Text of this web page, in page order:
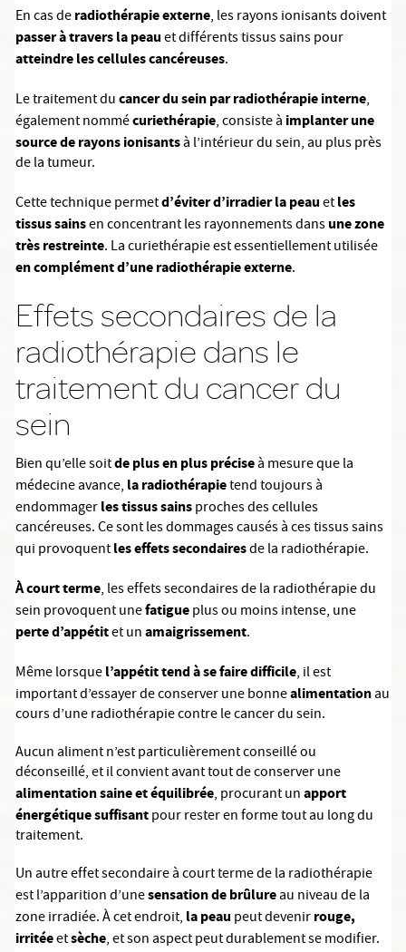
En cas deradiothérapie externe, les rayons ionisants doivent
passer à travers la peauet différents tissus sains pour
atteindre les cellules cancéreuses.
Le traitement ducancer du sein par radiothérapie interne,
également nommécuriethérapie, consiste à implanter une
source de rayons ionisantsà l’intérieur du sein, au plus près
de la tumeur.
Cette technique permetd’éviter d’irradier la peauetles
tissus sainsen concentrant les rayonnements dansune zone
très restreinte. La curiethérapie est essentiellement utilisée
en complément d’une radiothérapie externe.
Effets secondaires de la
radiothérapie dans le
traitement du cancer du
sein
Bien qu’elle soitde plus en plus préciseà mesure que la
médecine avance, la radiothérapietend toujours à
endommagerles tissus sainsproches des cellules
cancéreuses. Ce sont les dommages causés à ces tissus sains
qui provoquentles effets secondairesde la radiothérapie.
À court terme, les effets secondaires de la radiothérapie du
sein provoquent unefatigueplus ou moins intense, une
perte d’appétitet unamaigrissement.
Même lorsquel’appétit tend à se faire difficile, il est
important d’essayer de conserver une bonnealimentationau
cours d’une radiothérapie contre le cancer du sein.
Aucun aliment n’est particulièrement conseillé ou
déconseillé, et il convient avant tout de conserver une
alimentation saine et équilibrée, procurant unapport
énergétique suffisantpour rester en forme tout au long du
traitement.
Un autre effet secondaire à court terme de la radiothérapie
est l’apparition d’unesensation de brûlureau niveau de la
zone irradiée. À cet endroit, la peau peut devenirrouge,
irritéeetsèche, et son aspect peut durablement se modifier.